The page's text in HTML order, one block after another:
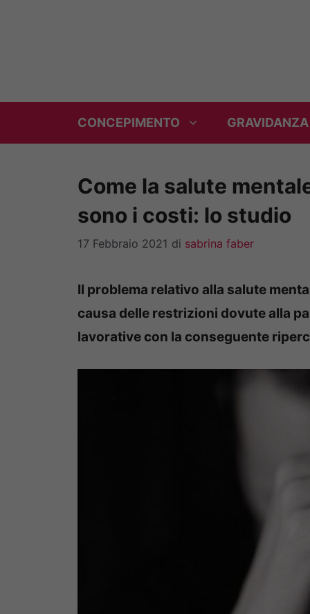
CONCEPIMENTO GRAVIDANZA
Come la salute
sono i costi: lo studio
17 Febbraio 2021 di sabrina faber
Il problema relativo alla salute
causa delle restrizioni dovute alla
lavorative con la conseguente